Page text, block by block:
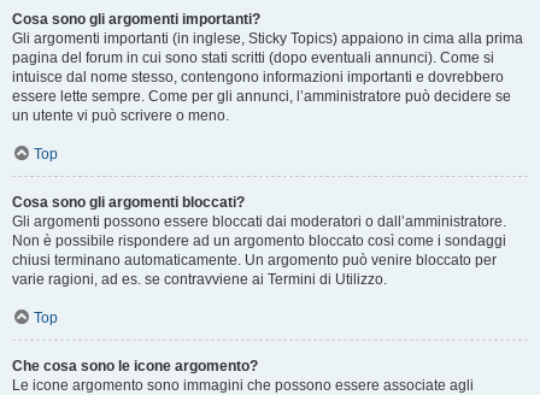
Cosa sono gli argomenti importanti?
Gli argomenti importanti (in inglese, Sticky Topics) appaiono in cima alla prima
pagina del forum in cui sono stati scritti (dopo eventuali annunci). Come si
intuisce dal nome stesso, contengono informazioni importanti e dovrebbero
essere lette sempre. Come per gli annunci, l’amministratore può decidere se
un utente vi può scrivere o meno.
Top
Cosa sono gli argomenti bloccati?
Gli argomenti possono essere bloccati dai moderatori o dall’amministratore.
Non è possibile rispondere ad un argomento bloccato così come i sondaggi
chiusi terminano automaticamente. Un argomento può venire bloccato per
varie ragioni, ad es. se contravviene ai Termini di Utilizzo.
Top
Che cosa sono le icone argomento?
Le icone argomento sono immagini che possono essere associate agli